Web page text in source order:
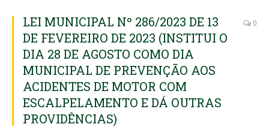
LEI MUNICIPAL Nº 286/2023 DE 13
DE FEVEREIRO DE 2023 (INSTITUI O
DIA 28 DE AGOSTO COMO DIA
MUNICIPAL DE PREVENÇÃO AOS
ACIDENTES DE MOTOR COM
ESCALPELAMENTO E DÁ OUTRAS
PROVIDÊNCIAS)
0